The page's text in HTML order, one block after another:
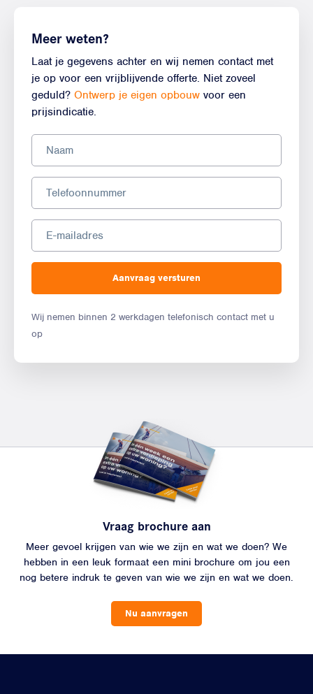
Meer weten?
Laat je gegevens achter en wij nemen contact met
je op voor een vrijblijvende offerte. Niet zoveel
geduld? Ontwerp je eigen opbouw voor een
prijsindicatie.
Aanvraag versturen
Wij nemen binnen 2 werkdagen telefonisch contact met u
op
Vraag brochure aan
Meer gevoel krijgen van wie we zijn en wat we doen? We
hebben in een leuk formaat een mini brochure om jou een
nog betere indruk te geven van wie we zijn en wat we doen.
Nu aanvragen